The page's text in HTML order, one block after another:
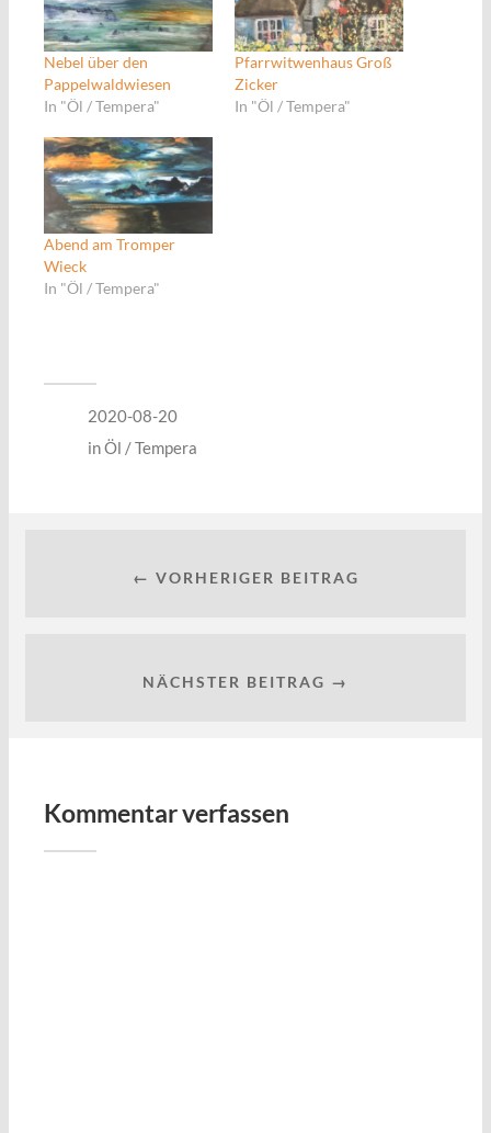
Nebel über den
Pappelwaldwiesen
In "Öl / Tempera"
Pfarrwitwenhaus Groß
Zicker
In "Öl / Tempera"
Abend am Tromper
Wieck
In "Öl / Tempera"
2020-08-20
inÖl / Tempera
← VORHERIGER BEITRAG
NÄCHSTER BEITRAG →
Kommentar verfassen